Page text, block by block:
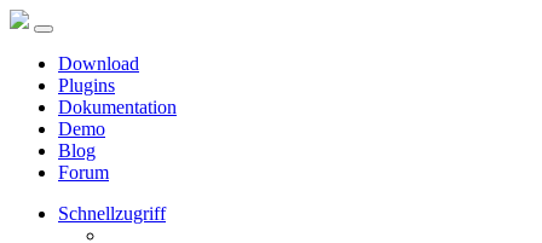
Download
Plugins
Dokumentation
Demo
Blog
Forum
Schnellzugriff